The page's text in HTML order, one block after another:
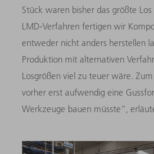
Stück waren bisher das größte
LMD-Verfahren fertigen wir
entweder nicht anders herstellen
Produktion mit alternativen
Losgrößen viel zu teuer wäre.
vorher erst aufwendig eine
Werkzeuge bauen müsste“,